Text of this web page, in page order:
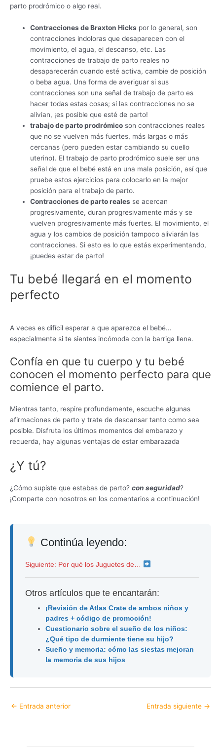
parto prodrómico o algo real.
Contracciones de Braxton Hicks por lo general, son
contracciones indoloras que desaparecen con el
movimiento, el agua, el descanso, etc. Las
contracciones de trabajo de parto reales no
desaparecerán cuando esté activa, cambie de posición
o beba agua. Una forma de averiguar si sus
contracciones son una señal de trabajo de parto es
hacer todas estas cosas; si las contracciones no se
alivian, ¡es posible que esté de parto!
trabajo de parto prodrómico son contracciones reales
que no se vuelven más fuertes, más largas o más
cercanas (pero pueden estar cambiando su cuello
uterino). El trabajo de parto prodrómico suele ser una
señal de que el bebé está en una mala posición, así que
pruebe estos ejercicios para colocarlo en la mejor
posición para el trabajo de parto.
Contracciones de parto reales se acercan
progresivamente, duran progresivamente más y se
vuelven progresivamente más fuertes. El movimiento, el
agua y los cambios de posición tampoco aliviarán las
contracciones. Si esto es lo que estás experimentando,
¡puedes estar de parto!
Tu bebé llegará en el momento
perfecto
A veces es difícil esperar a que aparezca el bebé…
especialmente si te sientes incómoda con la barriga llena.
Confía en que tu cuerpo y tu bebé
conocen el momento perfecto para que
comience el parto.
Mientras tanto, respire profundamente, escuche algunas
afirmaciones de parto y trate de descansar tanto como sea
posible. Disfruta los últimos momentos del embarazo y
recuerda, hay algunas ventajas de estar embarazada
¿Y tú?
¿Cómo supiste que estabas de parto? con seguridad?
¡Comparte con nosotros en los comentarios a continuación!
Continúa leyendo:
Siguiente: Por qué los Juguetes de…
Otros artículos que te encantarán:
¡Revisión de Atlas Crate de ambos niños y
padres + código de promoción!
Cuestionario sobre el sueño de los niños:
¿Qué tipo de durmiente tiene su hijo?
Sueño y memoria: cómo las siestas mejoran
la memoria de sus hijos
← Entrada anterior Entrada siguiente →